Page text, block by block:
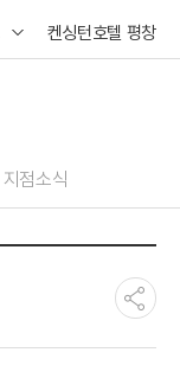
켄싱턴호텔 평창
지점소식